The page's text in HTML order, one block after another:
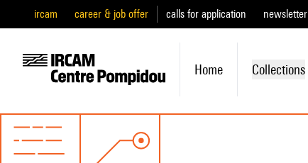
ircam career & job offer calls for application newsletter
Home Collections